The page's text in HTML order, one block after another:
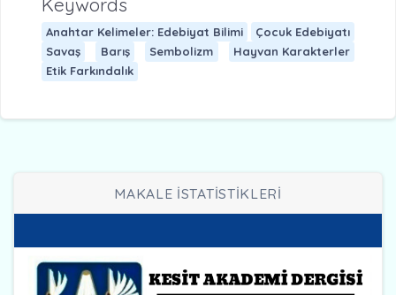
Keywords
Anahtar Kelimeler: Edebiyat Bilimi
Çocuk Edebiyatı
Savaş
Barış Sembolizm
Hayvan Karakterler
Etik Farkındalık
MAKALE İSTATİSTİKLERİ